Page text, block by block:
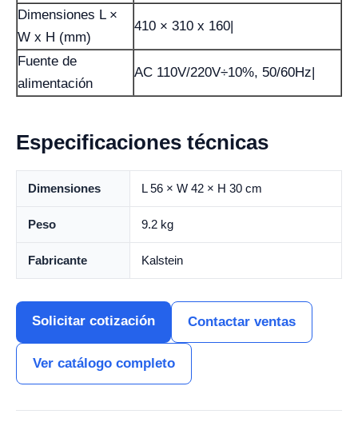
Dimensiones L ×
W x H (mm)
410 × 310 x 160|
Fuente de
alimentación
AC 110V/220V÷10%, 50/60Hz|
Especificaciones técnicas
Dimensiones L 56 × W 42 × H 30 cm
Peso 9.2 kg
Fabricante Kalstein
Solicitar cotización Contactar ventas
Ver catálogo completo